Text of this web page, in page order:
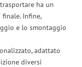
ha un
Infine,
e lo smontaggio
adattato
diversi